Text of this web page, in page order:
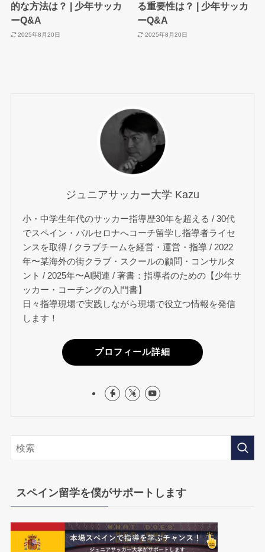
的な方法は？ | 少年サッカ
ーQ&A
2025年8月20日
る重要性は？ | 少年サッカ
ーQ&A
2025年8月20日
ジュニアサッカー大学 Kazu
小・中学生年代のサッカー指導歴30年を超える / 30代
でスペイン・バルセロナへコーチ留学し指導者ライセ
ンスを取得 / クラブチームを経営・運営・指導 / 2022
年〜某海外の街クラブ・スクールの顧問・コンサルタ
ント / 2025年〜AI関連 / 著書：指導者のための【少年サ
ッカー・コーチングの入門書】
日々指導現場で実践しながら現場で役立つ情報を発信
します！
プロフィール詳細
スペイン留学を僕がサポートします